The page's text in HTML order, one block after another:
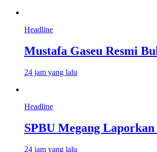
Headline
Mustafa Gaseu Resmi
24 jam yang lalu
Headline
SPBU Megang
24 jam yang lalu